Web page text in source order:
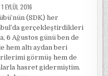
1 EYLÜL 2016
(SDK) her
gerçekleştirdikleri
6 Ağustos günü ben de
hem altı aydan beri
görmüş hem de
hasret gidermiştim.